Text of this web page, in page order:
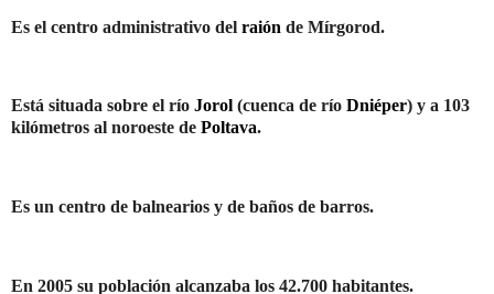
Es el centro administrativo del raión de Mírgorod.
Está situada sobre el río Jorol (cuenca de río Dniéper) y a 103
kilómetros al noroeste de Poltava.
Es un centro de balnearios y de baños de barros.
En 2005 su población alcanzaba los 42.700 habitantes.